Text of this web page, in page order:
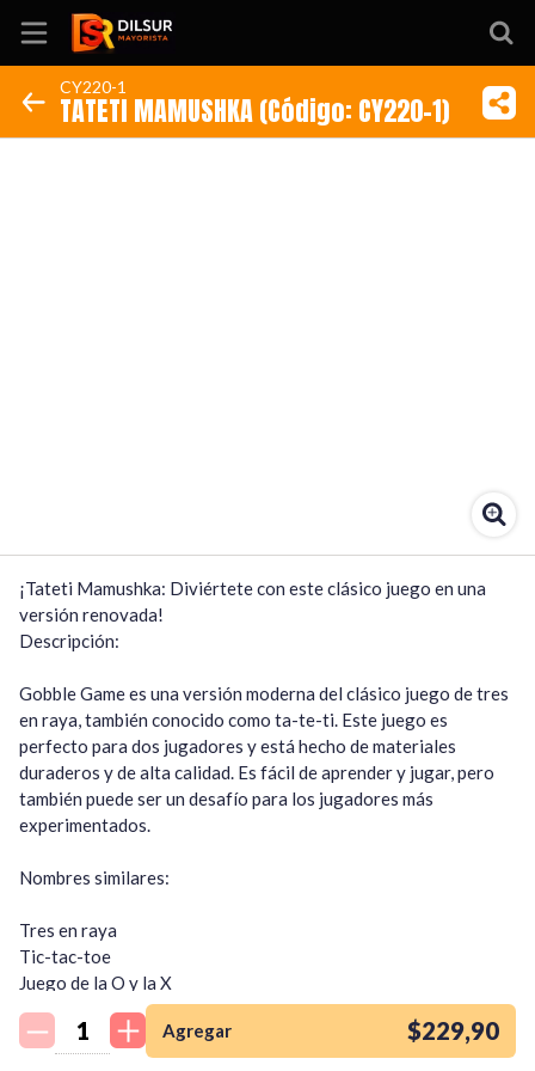
Inicio
¡Quiero una
tienda así para mi
emprendimiento!
CY220-1
TATETI MAMUSHKA (Código: CY220-1)
¡Tateti Mamushka: Diviértete con este clásico juego en una
versión renovada!
Descripción:
Gobble Game es una versión moderna del clásico juego de tres
en raya, también conocido como ta-te-ti. Este juego es
perfecto para dos jugadores y está hecho de materiales
duraderos y de alta calidad. Es fácil de aprender y jugar, pero
también puede ser un desafío para los jugadores más
experimentados.
Nombres similares:
Tres en raya
Tic-tac-toe
Juego de la O y la X
Juego de cruces y círculos
OXO
Características:
Agregar $229,90